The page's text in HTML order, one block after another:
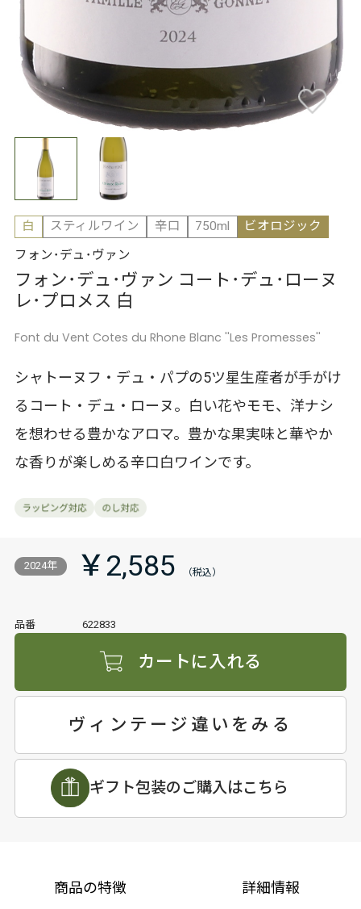
白 スティルワイン 辛口 750ml
ビオロジック
フォン･デュ･ヴァン
フォン･デュ･ヴァン コート･デュ･ローヌ
レ･プロメス 白
Font du Vent Cotes du Rhone Blanc ''Les Promesses''
シャトーヌフ・デュ・パプの5ツ星生産者が手がけ
るコート・デュ・ローヌ。白い花やモモ、洋ナシ
を想わせる豊かなアロマ。豊かな果実味と華やか
な香りが楽しめる辛口白ワインです。
2024年 ￥2,585
品番 622833
カートに入れる
ヴィンテージ違いをみる
ギフト包装のご購入はこちら
商品の特徴 詳細情報